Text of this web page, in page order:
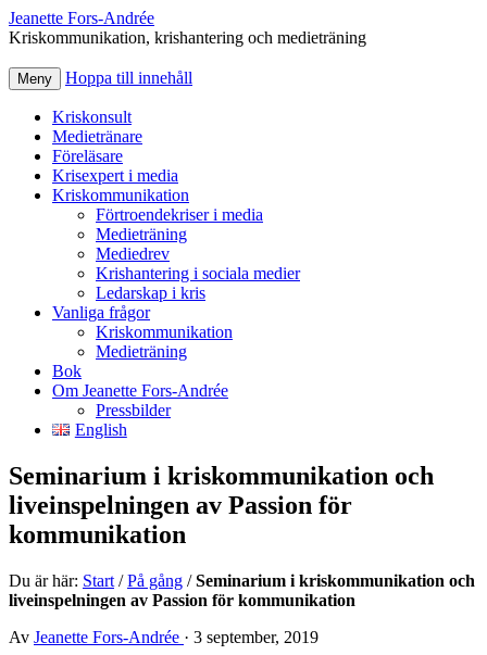
Jeanette Fors‑Andrée
Kriskommunikation, krishantering och medieträning
Meny Hoppa till innehåll
Kriskonsult
Medietränare
Föreläsare
Krisexpert i media
Kriskommunikation
Förtroendekriser i media
Medieträning
Mediedrev
Krishantering i sociala medier
Ledarskap i kris
Vanliga frågor
Kriskommunikation
Medieträning
Bok
Om Jeanette Fors-Andrée
Pressbilder
English
Seminarium i kriskommunikation och
liveinspelningen av Passion för
kommunikation
Du är här: Start /På gång /Seminarium i kriskommunikation och
liveinspelningen av Passion för kommunikation
Av Jeanette Fors-Andrée · 3 september, 2019